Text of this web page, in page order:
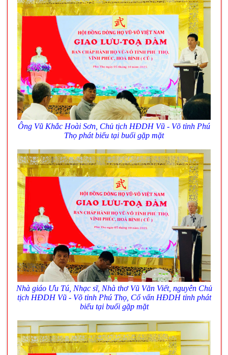
Ông Vũ Khắc Hoài Sơn, Chủ tịch HĐDH Vũ - Võ tỉnh Phú
Thọ phát biểu tại buổi gặp mặt
Nhà giáo Ưu Tú, Nhạc sĩ, Nhà thơ Vũ Văn Viết, nguyên Chủ
tịch HĐDH Vũ - Võ tỉnh Phú Thọ, Cố vấn HĐDH tỉnh phát
biểu tại buổi gặp mặt